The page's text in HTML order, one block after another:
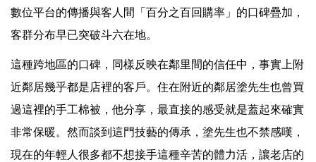
數位平台的傳播與客人間「百分之百回購率」的口碑疊加，
客群分布早已突破斗六在地。
這種跨地區的口碑，同樣反映在鄰里間的信任中，事實上附
近鄰居幾乎都是店裡的客戶。住在附近的鄰居塗先生也曾買
過這裡的手工棉被，他分享，最直接的感受就是蓋起來確實
非常保暖。然而談到這門技藝的傳承，塗先生也不禁感嘆，
現在的年輕人很多都不想接手這種辛苦的體力活，讓老店的